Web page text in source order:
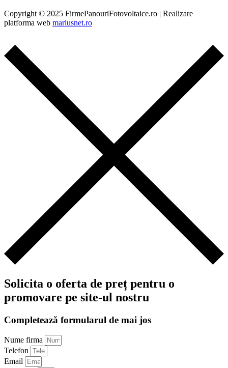
Copyright © 2025 FirmePanouriFotovoltaice.ro | Realizare
platforma web mariusnet.ro
Solicita o oferta de preț pentru o
promovare pe site-ul nostru
Completează formularul de mai jos
Nume firma
Telefon
Email